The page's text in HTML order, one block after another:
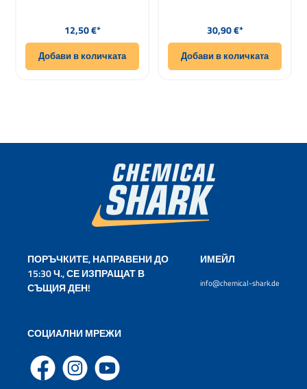
Редовна цена:
12,50 €*
Добави в количката
Редовна цена:
30,90 €*
Добави в количката
ПОРЪЧКИТЕ, НАПРАВЕНИ ДО
15:30 Ч., СЕ ИЗПРАЩАТ В
СЪЩИЯ ДЕН!
ИМЕЙЛ
info@chemical-shark.de
СОЦИАЛНИ МРЕЖИ
Facebook Instagram YouTube